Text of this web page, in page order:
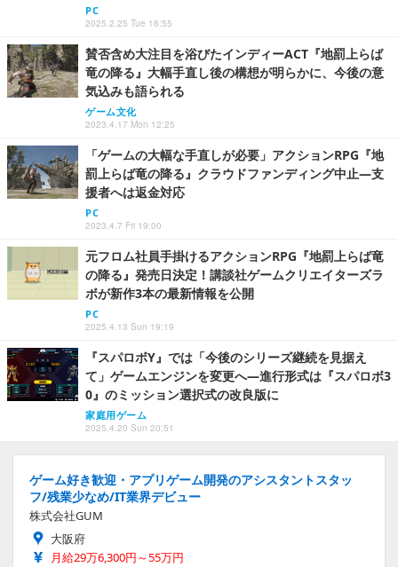
PC
2025.2.25 Tue 16:55
賛否含め大注目を浴びたインディーACT『地罰上らば
竜の降る』大幅手直し後の構想が明らかに、今後の意
気込みも語られる
ゲーム文化
2023.4.17 Mon 12:25
「ゲームの大幅な手直しが必要」アクションRPG『地
罰上らば竜の降る』クラウドファンディング中止―支
援者へは返金対応
PC
2023.4.7 Fri 19:00
元フロム社員手掛けるアクションRPG『地罰上らば竜
の降る』発売日決定！講談社ゲームクリエイターズラ
ボが新作3本の最新情報を公開
PC
2025.4.13 Sun 19:19
『スパロボY』では「今後のシリーズ継続を見据え
て」ゲームエンジンを変更へ―進行形式は『スパロボ3
0』のミッション選択式の改良版に
家庭用ゲーム
2025.4.20 Sun 20:51
ゲーム好き歓迎・アプリゲーム開発のアシスタントスタッ
フ/残業少なめ/IT業界デビュー
株式会社GUM
大阪府
月給29万6,300円～55万円